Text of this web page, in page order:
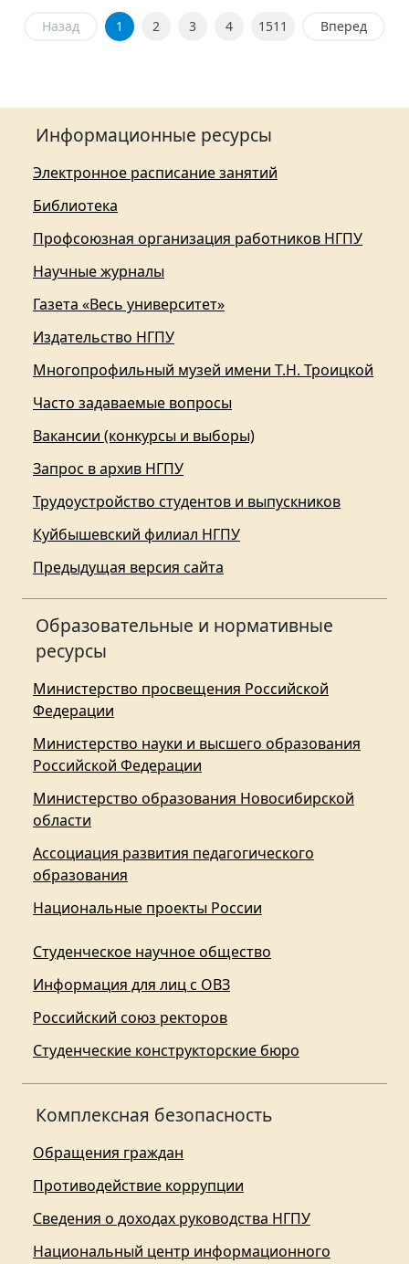
Назад 1 2 3 4 1511 Вперед
Информационные ресурсы
Электронное расписание занятий
Библиотека
Профсоюзная организация работников НГПУ
Научные журналы
Газета «Весь университет»
Издательство НГПУ
Многопрофильный музей имени Т.Н. Троицкой
Часто задаваемые вопросы
Вакансии (конкурсы и выборы)
Запрос в архив НГПУ
Трудоустройство студентов и выпускников
Куйбышевский филиал НГПУ
Предыдущая версия сайта
Образовательные и нормативные
ресурсы
Министерство просвещения Российской
Федерации
Министерство науки и высшего образования
Российской Федерации
Министерство образования Новосибирской
области
Ассоциация развития педагогического
образования
Национальные проекты России
Студенческое научное общество
Информация для лиц с ОВЗ
Российский союз ректоров
Студенческие конструкторские бюро
Комплексная безопасность
Обращения граждан
Противодействие коррупции
Сведения о доходах руководства НГПУ
Национальный центр информационного